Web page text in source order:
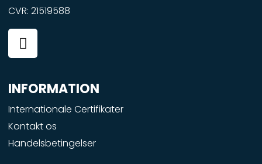
CVR: 21519588
F
a
c
e
b
o
o
k
-
INFORMATION
Internationale Certifikater
Kontakt os
Handelsbetingelser